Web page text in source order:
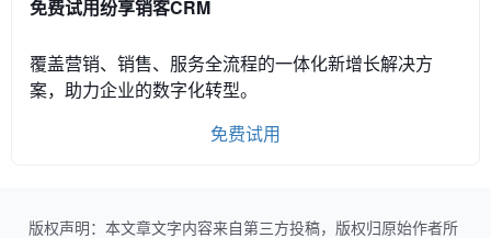
免费试用纷享销客CRM
覆盖营销、销售、服务全流程的一体化新增长解决方
案，助力企业的数字化转型。
免费试用
版权声明：本文章文字内容来自第三方投稿，版权归原始作者所